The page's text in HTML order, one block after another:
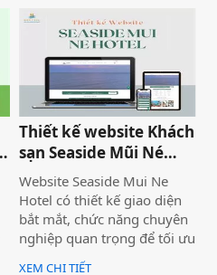
màu xanh dương và đỏ làm
nổi bật lên những nội dung
chính của website.
Thiết kế website Khách
sạn Seaside Mũi Né
chuyên nghiệp
Website Seaside Mui Ne
Hotel có thiết kế giao diện
bắt mắt, chức năng chuyên
nghiệp quan trọng để tối ưu
trải nghiệm người dùng và
XEM CHI TIẾT